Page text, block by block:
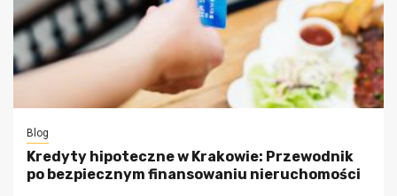
Blog
Kredyty hipoteczne w Krakowie: Przewodnik
po bezpiecznym finansowaniu nieruchomości